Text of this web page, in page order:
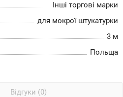
Інші торгові марки
для мокрої штукатурки
3 м
Польща
Відгуки (0)